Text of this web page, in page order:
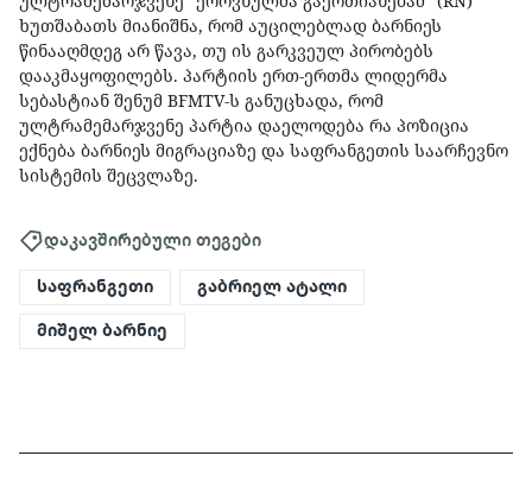
ხუთშაბათს მიანიშნა, რომ აუცილებლად ბარნიეს
წინააღმდეგ არ წავა, თუ ის გარკვეულ პირობებს
დააკმაყოფილებს. პარტიის ერთ-ერთმა ლიდერმა
სებასტიან შენუმ BFMTV-ს განუცხადა, რომ
ულტრამემარჯვენე პარტია დაელოდება რა პოზიცია
ექნება ბარნიეს მიგრაციაზე და საფრანგეთის საარჩევნო
სისტემის შეცვლაზე.
დაკავშირებული თეგები
საფრანგეთი გაბრიელ ატალი
მიშელ ბარნიე